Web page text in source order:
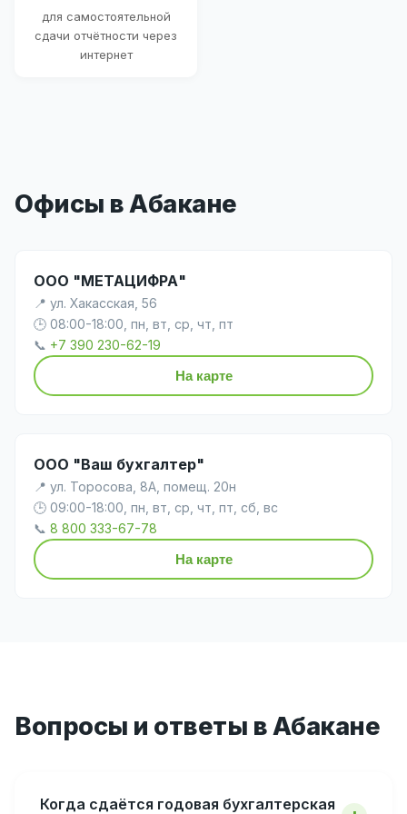
для самостоятельной
сдачи отчётности через
интернет
Офисы в Абакане
ООО "МЕТАЦИФРА"
📍 ул. Хакасская, 56
🕒 08:00-18:00, пн, вт, ср, чт, пт
📞 +7 390 230-62-19
На карте
ООО "Ваш бухгалтер"
📍 ул. Торосова, 8А, помещ. 20н
🕒 09:00-18:00, пн, вт, ср, чт, пт, сб, вс
📞 8 800 333-67-78
На карте
Вопросы и ответы в Абакане
Когда сдаётся годовая бухгалтерская